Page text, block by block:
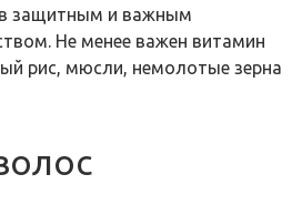
защитным и важным
Не менее важен витамин
рис, мюсли, немолотые зерна